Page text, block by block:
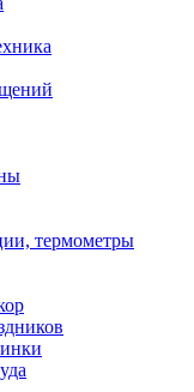
термометры